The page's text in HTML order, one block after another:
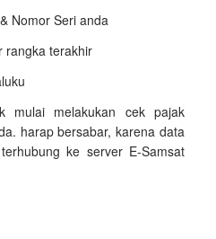
Nomor Seri anda
rangka terakhir
mulai melakukan cek pajak
harap bersabar, karena data
ke server E-Samsat